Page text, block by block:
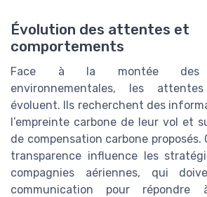
Évolution des attentes et
comportements
Face à la montée des
environnementales, les
évoluent. Ils recherchent des
l’empreinte carbone de leur vol et
de compensation carbone
transparence influence les
compagnies aériennes, qui
communication pour répondre